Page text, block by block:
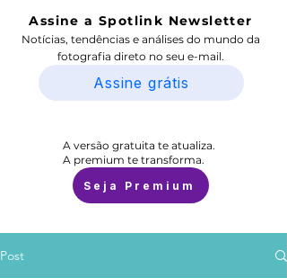
Assine a Spotlink Newsletter
Notícias, tendências e análises do mundo da
fotografia direto no seu e-mail.
Assine grátis
A versão gratuita te atualiza.
A premium te transforma.
Seja Premium
Post